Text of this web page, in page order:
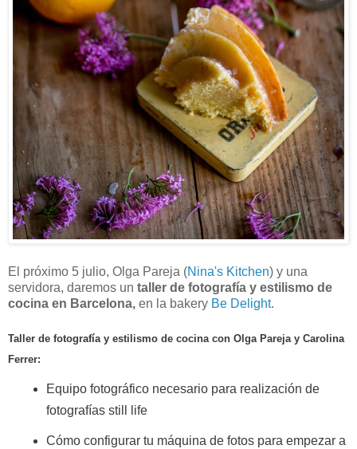
El próximo 5 julio, Olga Pareja (Nina's Kitchen) y una
servidora, daremos un taller de fotografía y estilismo de
cocina en Barcelona, en la bakery Be Delight.
Taller de fotografía y estilismo de cocina con Olga Pareja y Carolina
Ferrer:
Equipo fotográfico necesario para realización de
fotografías still life
Cómo configurar tu máquina de fotos para empezar a